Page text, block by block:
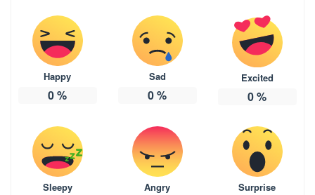
Happy
0%
Sad
0%
Excited
0%
Sleepy Angry Surprise